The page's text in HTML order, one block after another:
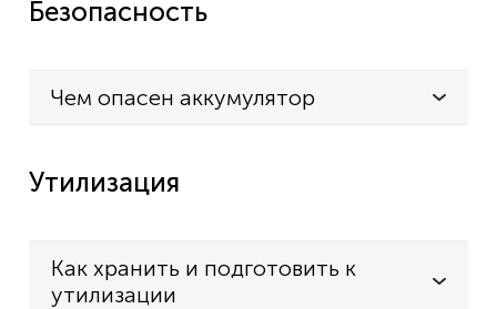
Безопасность
Чем опасен аккумулятор
Утилизация
Как хранить и подготовить к
утилизации